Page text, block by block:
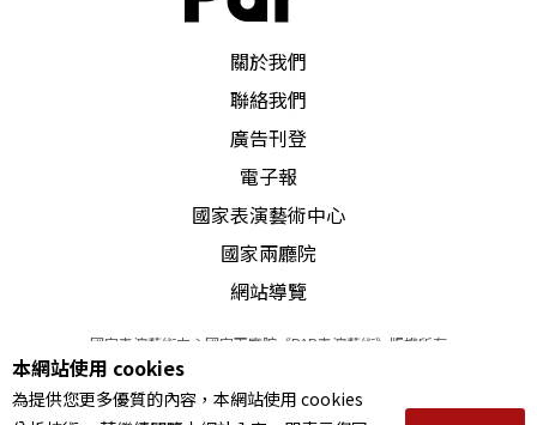
筆者不停思考的問題。李雲迪綜合各家秘訣及個人
氣質來詮釋這首作品，給當晚的聽衆一個成功的演
出；雖然他的方式並不一定與筆者對此曲的理想一
致，但筆者並不以爲這樣的演出是標新立異，或非
音符裡的「秘密織縫」
音樂的演繹詮釋乃以「人」爲主要媒介之一，其中
自有許多微妙空間。
關於我們
聯絡我們
廣告刊登
電子報
國家表演藝術中心
國家兩廳院
網站導覽
國家表演藝術中心國家兩廳院《PAR表演藝術》版權所有
© 2022Performing arts redefined. All Rights Reserved
統一編號 Tax Id number 00973926
本網站使用 cookies
為提供您更多優質的內容，本網站使用 cookies